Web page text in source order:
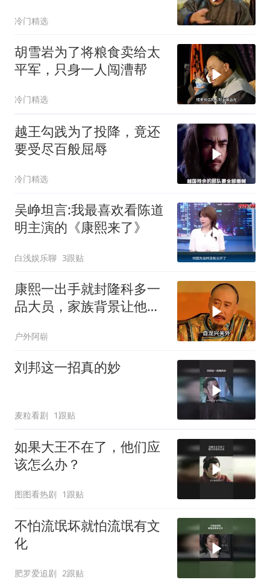
冷门精选
胡雪岩为了将粮食卖给太
平军，只身一人闯漕帮
冷门精选
越王勾践为了投降，竟还
要受尽百般屈辱
冷门精选
吴峥坦言:我最喜欢看陈道
明主演的《康熙来了》
白浅娱乐聊 3跟贴
康熙一出手就封隆科多一
品大员，家族背景让他平
户外阿崭
刘邦这一招真的妙
麦粒看剧 1跟贴
如果大王不在了，他们应
该怎么办？
图图看热剧 1跟贴
不怕流氓坏就怕流氓有文
化
肥罗爱追剧 2跟贴